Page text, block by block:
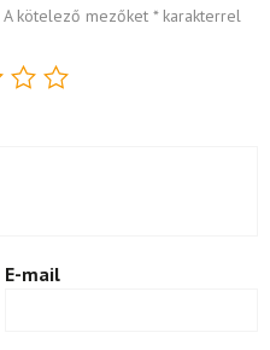
A kötelező mezőket *karakterrel
E-mail